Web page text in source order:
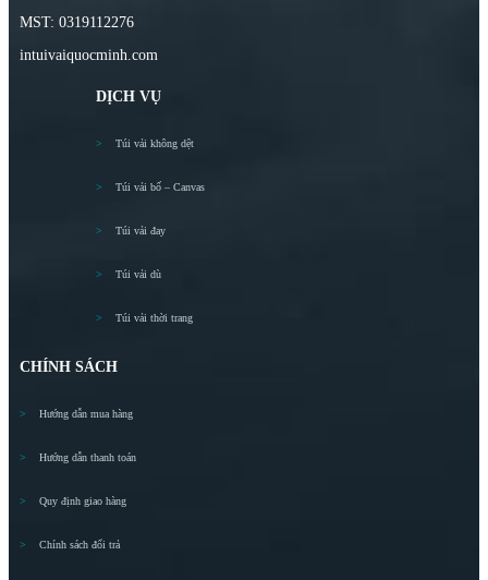
MST: 0319112276
intuivaiquocminh.com
DỊCH VỤ
Túi vải không dệt
Túi vải bố – Canvas
Túi vải đay
Túi vải dù
Túi vải thời trang
CHÍNH SÁCH
Hướng dẫn mua hàng
Hướng dẫn thanh toán
Quy định giao hàng
Chính sách đổi trả